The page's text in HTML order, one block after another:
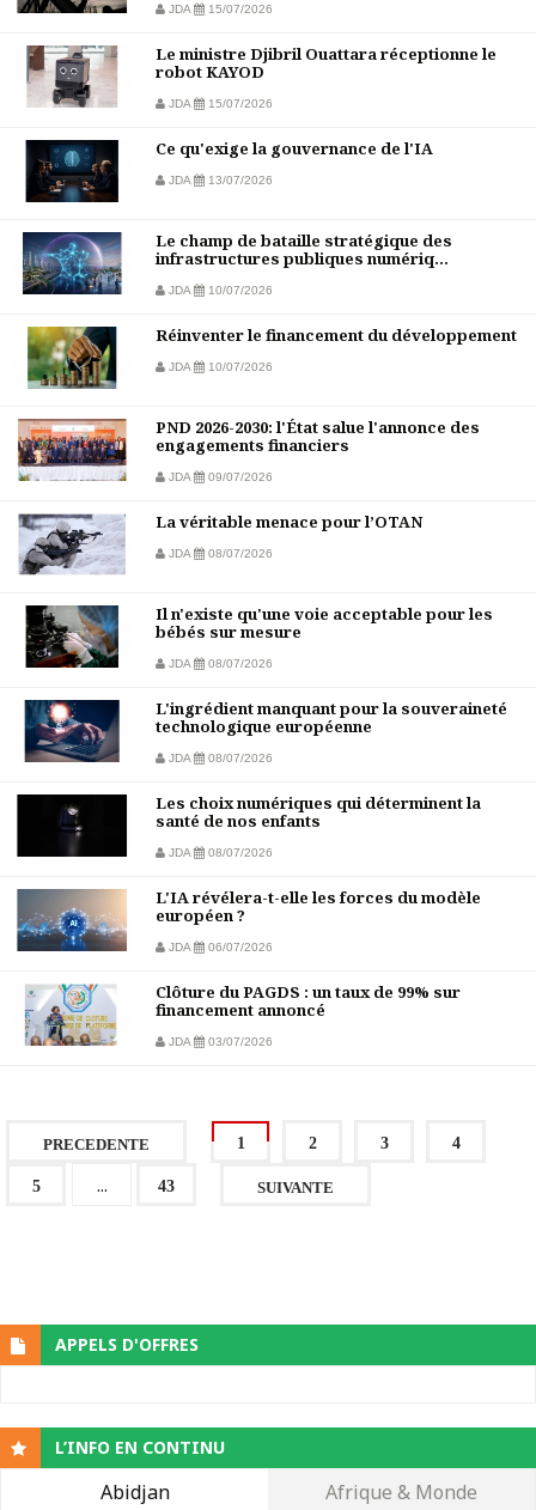
JDA 15/07/2026
Le ministre Djibril Ouattara réceptionne le
robot KAYOD
JDA 15/07/2026
Ce qu'exige la gouvernance de l'IA
JDA 13/07/2026
Le champ de bataille stratégique des
infrastructures publiques numériq...
JDA 10/07/2026
Réinventer le financement du développement
JDA 10/07/2026
PND 2026-2030: l'État salue l'annonce des
engagements financiers
JDA 09/07/2026
La véritable menace pour l’OTAN
JDA 08/07/2026
Il n'existe qu'une voie acceptable pour les
bébés sur mesure
JDA 08/07/2026
L'ingrédient manquant pour la souveraineté
technologique européenne
JDA 08/07/2026
Les choix numériques qui déterminent la
santé de nos enfants
JDA 08/07/2026
L'IA révélera-t-elle les forces du modèle
européen ?
JDA 06/07/2026
Clôture du PAGDS : un taux de 99% sur
financement annoncé
JDA 03/07/2026
PRECEDENTE 1 2 3 4
5 ... 43 SUIVANTE
APPELS D'OFFRES
L’INFO EN CONTINU
Abidjan Afrique & Monde